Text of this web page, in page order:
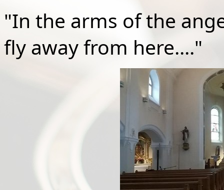
"In the arms of the
fly away from here...."